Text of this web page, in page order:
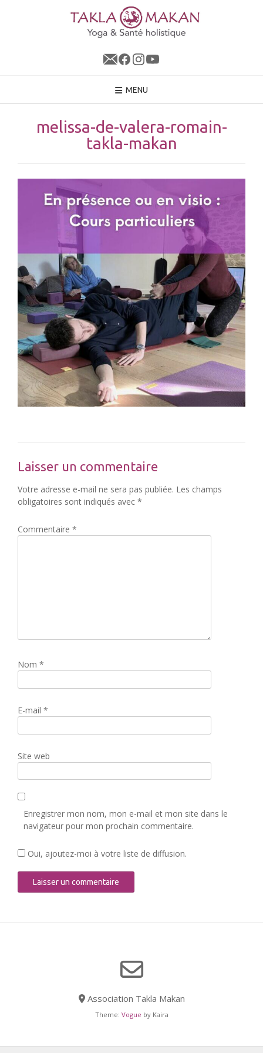
MENU
melissa-de-valera-romain-
takla-makan
Laisser un commentaire
Votre adresse e-mail ne sera pas publiée. Les champs
obligatoires sont indiqués avec *
Commentaire *
Nom *
E-mail *
Site web
Enregistrer mon nom, mon e-mail et mon site dans le
navigateur pour mon prochain commentaire.
Oui, ajoutez-moi à votre liste de diffusion.
Association Takla Makan
Theme: Vogue by Kaira